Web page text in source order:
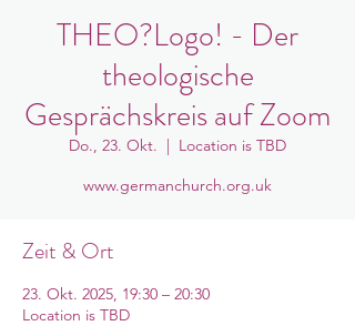
THEO?Logo! - Der
theologische
Gesprächskreis auf Zoom
Do., 23. Okt.
  |
Location is TBD
www.germanchurch.org.uk
Zeit & Ort
23. Okt. 2025, 19:30 – 20:30
Location is TBD